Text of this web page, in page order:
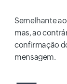
Semelhante
mas, ao
confirmação
mensagem.